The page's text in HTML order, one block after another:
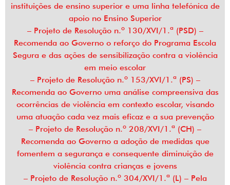
instituições de ensino superior e uma linha telefónica de
apoio no Ensino Superior
– Projeto de Resolução n.º 130/XVI/1.ª (PSD) –
Recomenda ao Governo o reforço do Programa Escola
Segura e das ações de sensibilização contra a violência
em meio escolar
– Projeto de Resolução n.º 153/XVI/1.ª (PS) –
Recomenda ao Governo uma análise compreensiva das
ocorrências de violência em contexto escolar, visando
uma atuação cada vez mais eficaz e a sua prevenção
– Projeto de Resolução n.º 208/XVI/1.ª (CH) –
Recomenda ao Governo a adoção de medidas que
fomentem a segurança e consequente diminuição de
violência contra crianças e jovens
– Projeto de Resolução n.º 304/XVI/1.ª (L) – Pela